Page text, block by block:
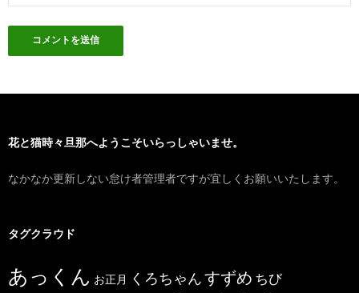
花と猫時々旦那へようこそいらっしゃいませ。
なかなか更新しない怠け者管理者ですが宜しくお願いいたします。
タグクラウド
あっくん お正月 くろちゃんすずめ ちび